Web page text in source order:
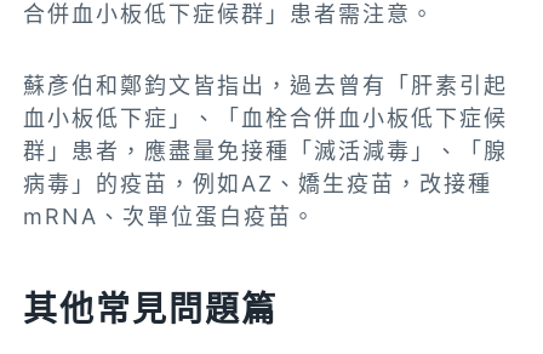
合併血小板低下症候群」患者需注意。
蘇彥伯和鄭鈞文皆指出，過去曾有「肝素引起
血小板低下症」、「血栓合併血小板低下症候
群」患者，應盡量免接種「滅活減毒」、「腺
病毒」的疫苗，例如AZ、嬌生疫苗，改接種
mRNA、次單位蛋白疫苗。
其他常見問題篇